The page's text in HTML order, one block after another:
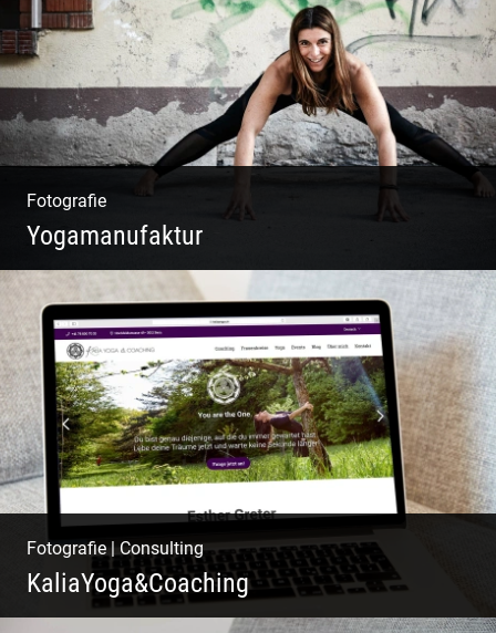
Fotografie
Yogamanufaktur
Yoga | Fashion | Cool & symphatisch
Fotografie | Consulting
KaliaYoga&Coaching